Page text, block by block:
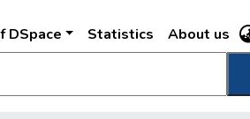
DSpace Statistics About us